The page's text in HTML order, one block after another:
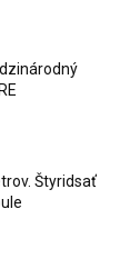
Štyridsať